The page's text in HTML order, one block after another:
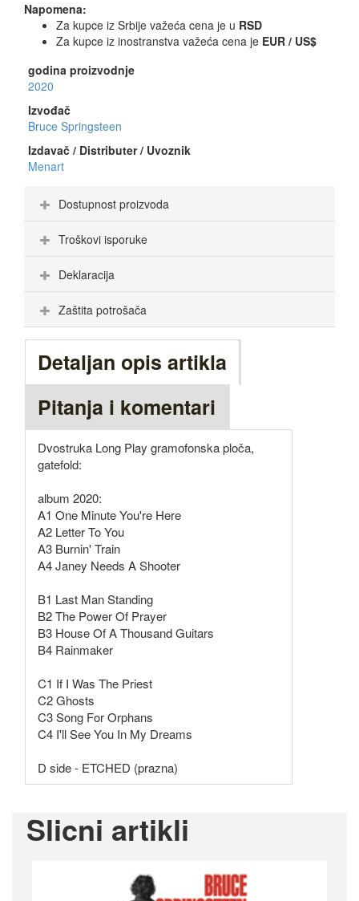
Napomena:
Za kupce iz Srbije važeća cena je u RSD
Za kupce iz inostranstva važeća cena je EUR / US$
godina proizvodnje
2020
Izvođač
Bruce Springsteen
Izdavač / Distributer / Uvoznik
Menart
Dostupnost proizvoda
Troškovi isporuke
Deklaracija
Zaštita potrošača
Detaljan opis artikla
Pitanja i komentari
Dvostruka Long Play gramofonska ploča,
gatefold:
album 2020:
A1 One Minute You're Here
A2 Letter To You
A3 Burnin' Train
A4 Janey Needs A Shooter
B1 Last Man Standing
B2 The Power Of Prayer
B3 House Of A Thousand Guitars
B4 Rainmaker
C1 If I Was The Priest
C2 Ghosts
C3 Song For Orphans
C4 I'll See You In My Dreams
D side - ETCHED (prazna)
Slicni artikli